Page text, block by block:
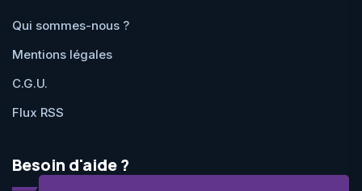
Qui sommes-nous ?
Mentions légales
C.G.U.
Flux RSS
Besoin d'aide ?